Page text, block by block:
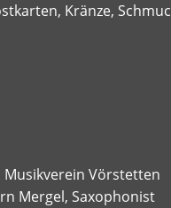
Kränze,
Musikverein Vörstetten
Mergel, Saxophonist